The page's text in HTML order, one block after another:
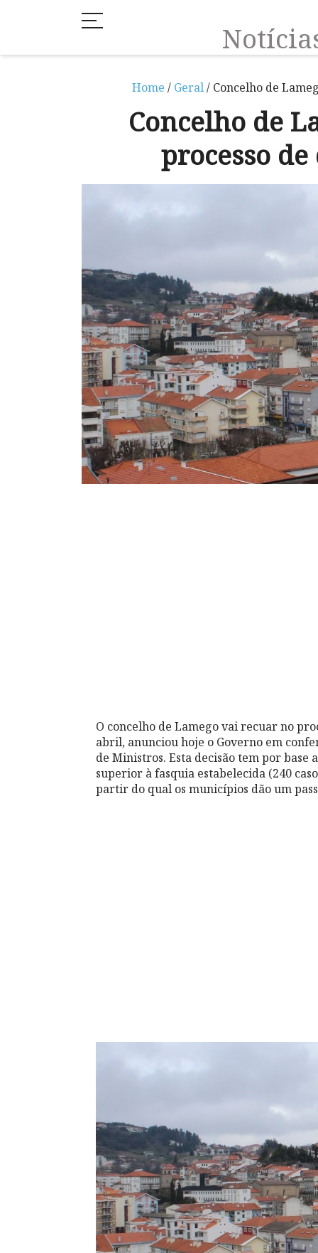
Home / Geral/ Concelho de
Concelho de
processo
O concelho de Lamego vai recuar no
abril, anunciou hoje o Governo em
de Ministros. Esta decisão tem por base
superior à fasquia estabelecida (240
partir do qual os municípios dão um